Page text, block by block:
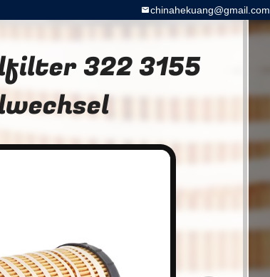
chinahekuang@gmail.com
322 3155